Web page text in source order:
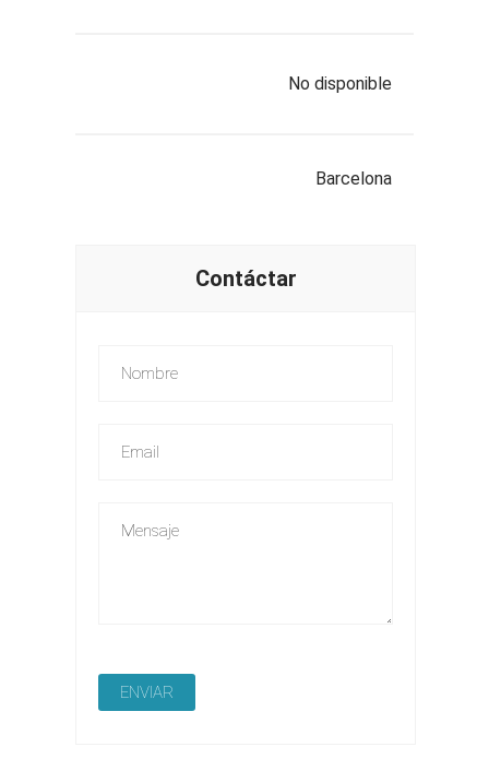
No disponible
Barcelona
Contáctar